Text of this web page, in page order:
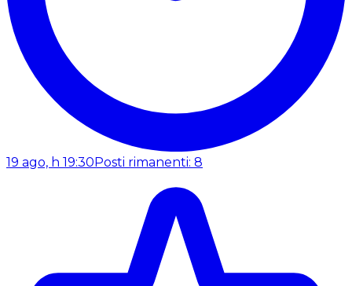
19 ago, h 19:30Posti rimanenti: 8